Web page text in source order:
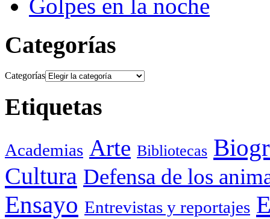
Golpes en la noche
Categorías
Categorías
Etiquetas
Academias Arte Bibliotecas
Cultura Defensa de los
Ensayo Entrevistas y reportajes